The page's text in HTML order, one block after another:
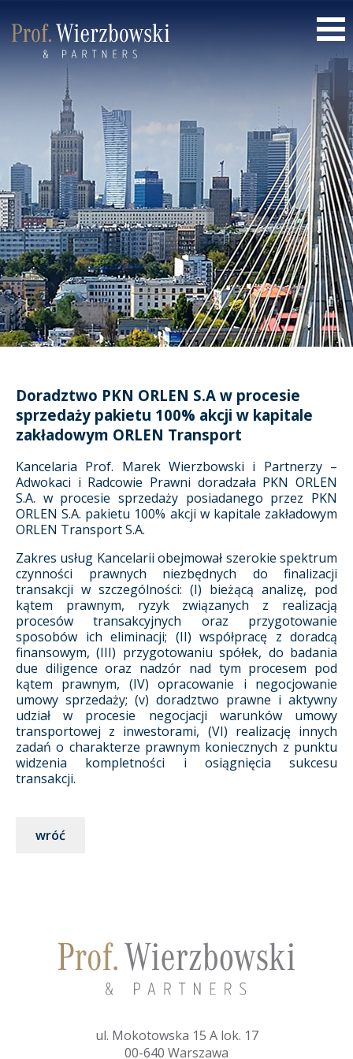
Doradztwo PKN ORLEN S.A w procesie
sprzedaży pakietu 100% akcji w kapitale
zakładowym ORLEN Transport
Kancelaria Prof. Marek Wierzbowski i Partnerzy –
Adwokaci i Radcowie Prawni doradzała PKN ORLEN
S.A. w procesie sprzedaży posiadanego przez PKN
ORLEN S.A. pakietu 100% akcji w kapitale zakładowym
ORLEN Transport S.A.
Zakres usług Kancelarii obejmował szerokie spektrum
czynności prawnych niezbędnych do finalizacji
transakcji w szczególności: (I) bieżącą analizę, pod
kątem prawnym, ryzyk związanych z realizacją
procesów transakcyjnych oraz przygotowanie
sposobów ich eliminacji; (II) współpracę z doradcą
finansowym, (III) przygotowaniu spółek, do badania
due diligence oraz nadzór nad tym procesem pod
kątem prawnym, (IV) opracowanie i negocjowanie
umowy sprzedaży; (v) doradztwo prawne i aktywny
udział w procesie negocjacji warunków umowy
transportowej z inwestorami, (VI) realizację innych
zadań o charakterze prawnym koniecznych z punktu
widzenia kompletności i osiągnięcia sukcesu
transakcji.
wróć
ul. Mokotowska 15 A lok. 17
00-640 Warszawa